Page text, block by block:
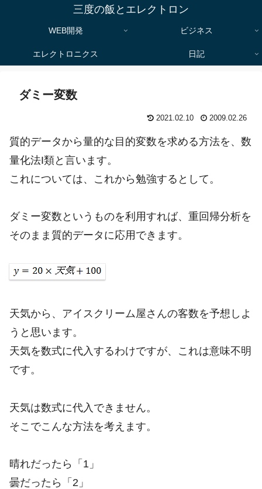
三度の飯とエレクトロン
WEB開発 ビジネス
エレクトロニクス 日記
ダミー変数
2021.02.10 2009.02.26
質的データから量的な目的変数を求める方法を、数
量化法I類と言います。
これについては、これから勉強するとして。
ダミー変数というものを利用すれば、重回帰分析を
そのまま質的データに応用できます。
天気から、アイスクリーム屋さんの客数を予想しよ
うと思います。
天気を数式に代入するわけですが、これは意味不明
です。
天気は数式に代入できません。
そこでこんな方法を考えます。
晴れだったら「1」
曇だったら「2」